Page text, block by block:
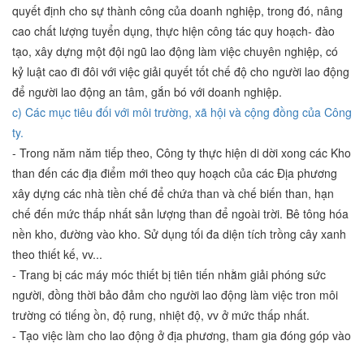
quyết định cho sự thành công của doanh nghiệp, trong đó, nâng
cao chất lượng tuyển dụng, thực hiện công tác quy hoạch- đào
tạo, xây dựng một đội ngũ lao động làm việc chuyên nghiệp, có
kỷ luật cao đi đôi với việc giải quyết tốt chế độ cho người lao động
để người lao động an tâm, gắn bó với doanh nghiệp.
c) Các mục tiêu đối với môi trường, xã hội và cộng đồng của Công
ty.
- Trong năm năm tiếp theo, Công ty thực hiện di dời xong các Kho
than đến các địa điểm mới theo quy hoạch của các Địa phương
xây dựng các nhà tiền chế để chứa than và chế biến than, hạn
chế đến mức thấp nhất sản lượng than để ngoài trời. Bê tông hóa
nền kho, đường vào kho. Sử dụng tối đa diện tích trồng cây xanh
theo thiết kế, vv...
- Trang bị các máy móc thiết bị tiên tiến nhằm giải phóng sức
người, đồng thời bảo đảm cho người lao động làm việc tron môi
trường có tiếng ồn, độ rung, nhiệt độ, vv ở mức thấp nhất.
- Tạo việc làm cho lao động ở địa phương, tham gia đóng góp vào